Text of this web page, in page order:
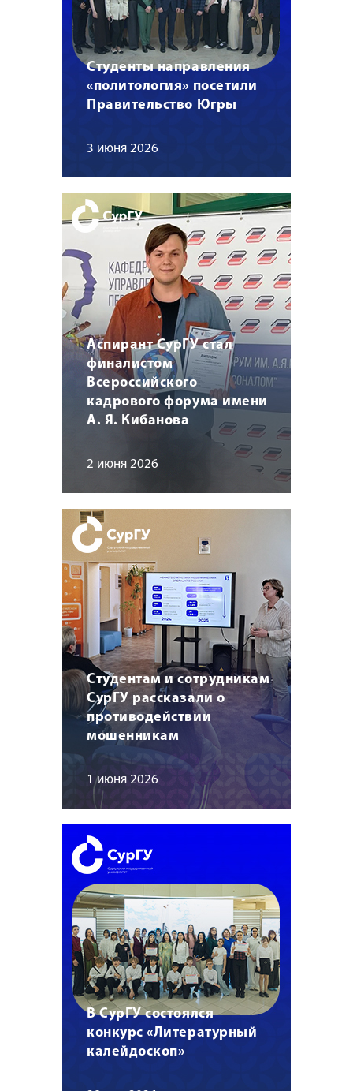
Студенты направления
«политология» посетили
Правительство Югры
3 июня 2026
Аспирант СурГУ стал
финалистом
Всероссийского
кадрового форума имени
А. Я. Кибанова
2 июня 2026
Студентам и сотрудникам
СурГУ рассказали о
противодействии
мошенникам
1 июня 2026
В СурГУ состоялся
конкурс «Литературный
калейдоскоп»